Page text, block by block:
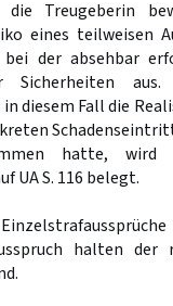
Treugeberin
eines teilweisen
der absehbar
Sicherheiten
diesem Fall die
hatte, wird
UA S. 116 belegt.
halten der